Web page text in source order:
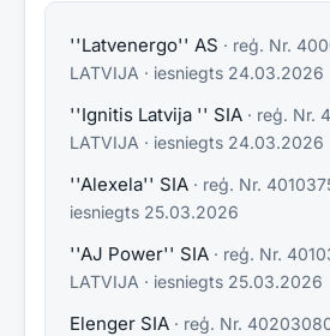
''Latvenergo'' AS · reģ. Nr.
LATVIJA · iesniegts 24.03.2026
''Ignitis Latvija '' SIA · reģ. Nr.
LATVIJA · iesniegts 24.03.2026
''Alexela'' SIA · reģ. Nr.
iesniegts 25.03.2026
''AJ Power'' SIA · reģ. Nr.
LATVIJA · iesniegts 25.03.2026
Elenger SIA · reģ. Nr.